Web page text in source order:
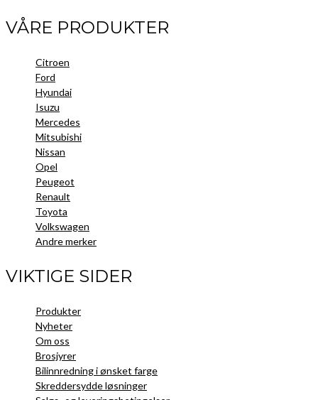
VÅRE PRODUKTER
Citroen
Ford
Hyundai
Isuzu
Mercedes
Mitsubishi
Nissan
Opel
Peugeot
Renault
Toyota
Volkswagen
Andre merker
VIKTIGE SIDER
Produkter
Nyheter
Om oss
Brosjyrer
Bilinnredning i ønsket farge
Skreddersydde løsninger